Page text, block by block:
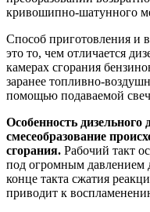
кривошипно-шатунного
Способ приготовления и
это то, чем отличается
камерах сгорания
заранее топливно-
помощью подаваемой
Особенность дизельного
смесеобразование
сгорания. Рабочий такт
под огромным давлением
конце такта сжатия
приводит к